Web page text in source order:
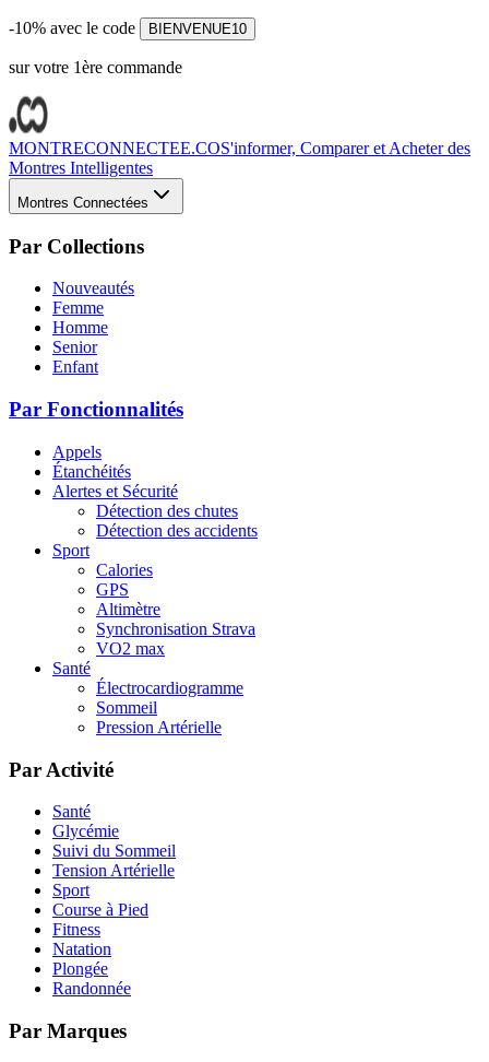
-10% avec le code BIENVENUE10
sur votre 1ère commande
MONTRECONNECTEE.COS'informer, Comparer et Acheter des
Montres Intelligentes
Montres Connectées
Par Collections
Nouveautés
Femme
Homme
Senior
Enfant
Par Fonctionnalités
Appels
Étanchéités
Alertes et Sécurité
Détection des chutes
Détection des accidents
Sport
Calories
GPS
Altimètre
Synchronisation Strava
VO2 max
Santé
Électrocardiogramme
Sommeil
Pression Artérielle
Par Activité
Santé
Glycémie
Suivi du Sommeil
Tension Artérielle
Sport
Course à Pied
Fitness
Natation
Plongée
Randonnée
Par Marques